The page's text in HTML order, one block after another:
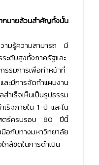
มายล้วนสำคัญทั้งนั้น
ามรู้ความสามารถ มี
ะดับสูงทั้งภาครัฐและ
รรมการเพื่อทำหน้าที่
ะมีการจัดทำแผนงาน
ำเร็จเห็นเป็นรูปธรรม
ร็จภายใน 1 ปี และใน
สตร์ครบรอบ 80 ปีนี้
กับทางมหาวิทยาลัย
กล้ชิดในการดำเนิน